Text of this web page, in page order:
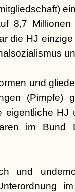
8,7 Millionen
die HJ
und
(Pimpfe)
eigentliche HJ
im Bund
und